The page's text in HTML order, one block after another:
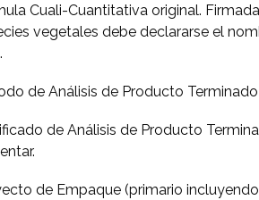
Cuali-Cuantitativa original.
vegetales debe declararse el
de Análisis de Producto Terminado
de Análisis de Producto
de Empaque (primario